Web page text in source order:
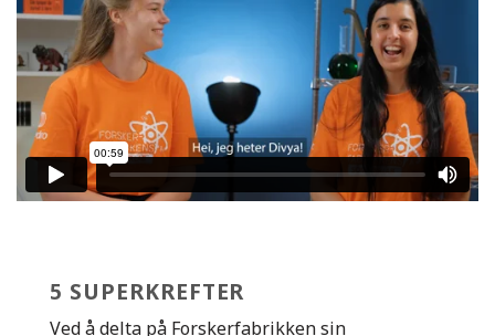
5 SUPERKREFTER
Ved å delta på Forskerfabrikken sin